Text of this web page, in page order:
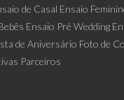
de Casal Ensaio
Ensaio Pré Wedding
de Aniversário Foto de
Parceiros